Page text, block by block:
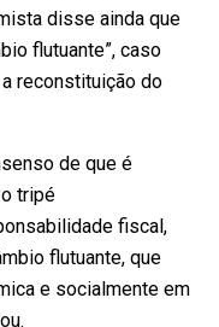
disse ainda que
flutuante”, caso
reconstituição do
de que é
tripé
fiscal,
flutuante, que
e socialmente em